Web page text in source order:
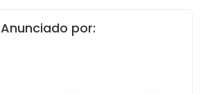
Anunciado por: